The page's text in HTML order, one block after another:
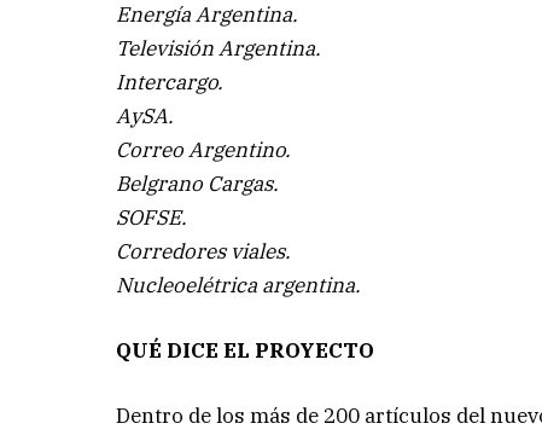
Energía Argentina.
Televisión Argentina.
Intercargo.
AySA.
Correo Argentino.
Belgrano Cargas.
SOFSE.
Corredores viales.
Nucleoelétrica argentina.
QUÉ DICE EL PROYECTO
Dentro de los más de 200 artículos del